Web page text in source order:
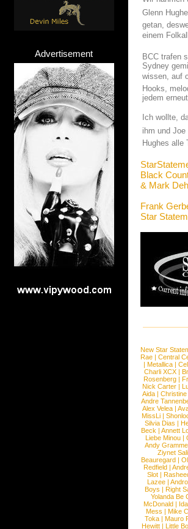
Advertisement
Glenn
getan,
einem
BCC trafen
Sydney
wissen, auf
Hooks,
jedem
Ich wollte,
ihm und
Hughes alle
Black
& Mark
Frank
Star
New Star
Rae |Central
| Metallica |
Charli XCX |
Rosenberg |
Nick Carter |
Aida |
Andre
Alex Velea |
MissLi |
Silvia Dias |
Beck |Annett
Liebe Minou |
Andy
Ziynet Sali
Beauregard |
Redfield |
Slot |
Lazee |
Boys | Right
Yolanda Be
McDonald |
Mess | Mike
Toka | Mauro
Hewitt |Little